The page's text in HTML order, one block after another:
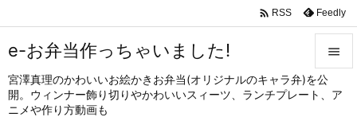
e-お弁当作っちゃいました!
宮澤真理のかわいいお絵かきお弁当(オリジナルのキャラ弁)を公
開。ウィンナー飾り切りやかわいいスィーツ、ランチプレート、ア
ニメや作り方動画も


メニュ
 RSS Feedly